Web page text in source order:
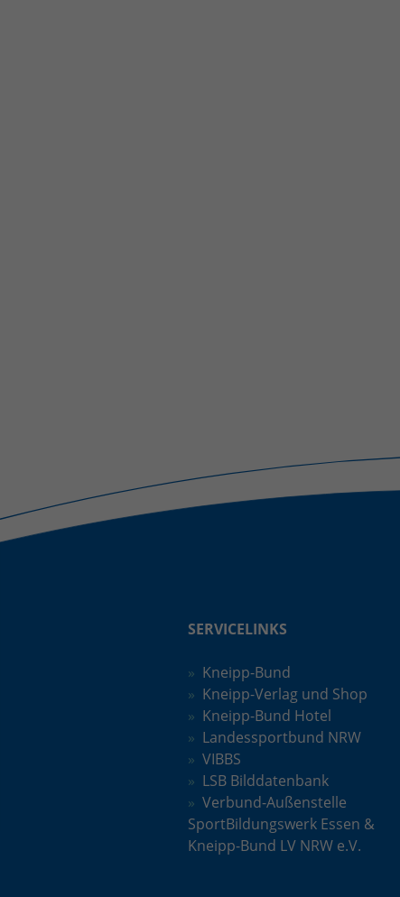
SERVICELINKS
Kneipp-Bund
Kneipp-Verlag und Shop
Kneipp-Bund Hotel
Landessportbund NRW
VIBBS
LSB Bilddatenbank
Verbund-Außenstelle
SportBildungswerk Essen &
Kneipp-Bund LV NRW e.V.